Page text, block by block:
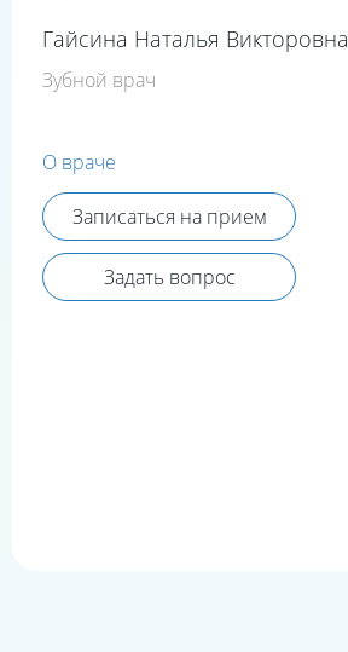
Гайсина Наталья Викторовна
Зубной врач
О враче
Записаться на прием
Задать вопрос